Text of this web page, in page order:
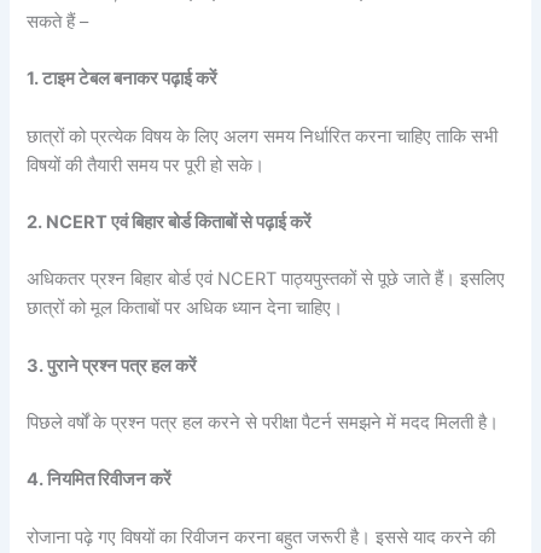
सकते हैं –
1. टाइम टेबल बनाकर पढ़ाई करें
छात्रों को प्रत्येक विषय के लिए अलग समय निर्धारित करना चाहिए ताकि सभी
विषयों की तैयारी समय पर पूरी हो सके।
2. NCERT एवं बिहार बोर्ड किताबों से पढ़ाई करें
अधिकतर प्रश्न बिहार बोर्ड एवं NCERT पाठ्यपुस्तकों से पूछे जाते हैं। इसलिए
छात्रों को मूल किताबों पर अधिक ध्यान देना चाहिए।
3. पुराने प्रश्न पत्र हल करें
पिछले वर्षों के प्रश्न पत्र हल करने से परीक्षा पैटर्न समझने में मदद मिलती है।
4. नियमित रिवीजन करें
रोजाना पढ़े गए विषयों का रिवीजन करना बहुत जरूरी है। इससे याद करने की